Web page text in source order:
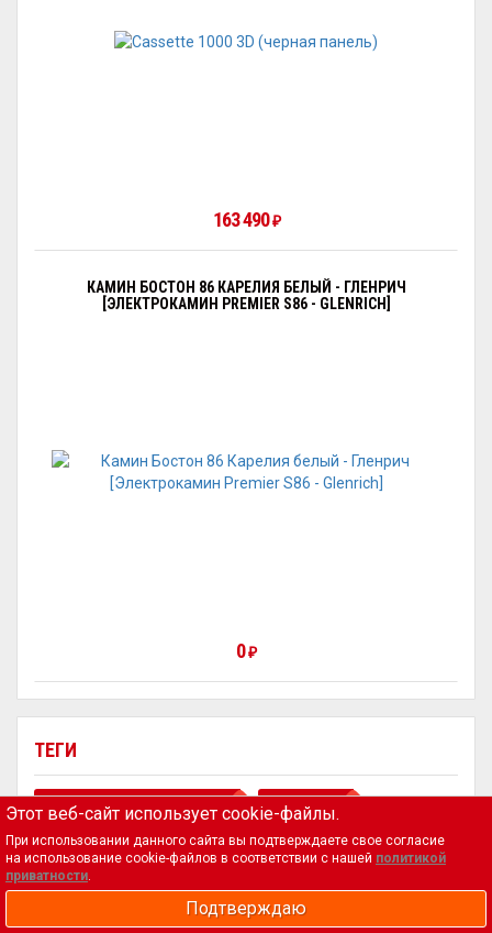
ТЕГИ
Аксессуары и комплектующие
Баня и сауна
Порталы и облицовка
163 490₽
КАМИН БОСТОН 86 КАРЕЛИЯ БЕЛЫЙ - ГЛЕНРИЧ
[ЭЛЕКТРОКАМИН PREMIER S86 - GLENRICH]
0₽
Этот веб-сайт использует cookie-файлы.
При использовании данного сайта вы подтверждаете свое согласие
на использование cookie-файлов в соответствии с нашей политикой
приватности.
Подтверждаю